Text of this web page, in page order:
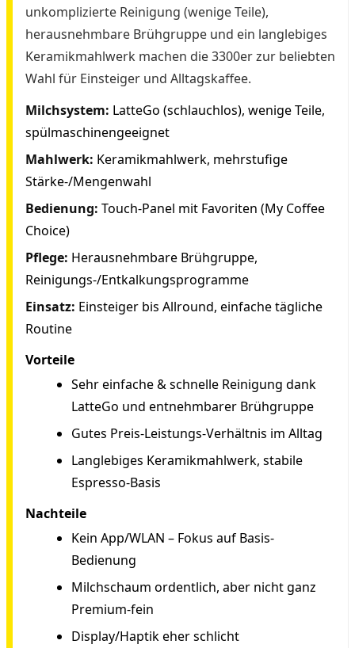
unkomplizierte Reinigung (wenige Teile),
herausnehmbare Brühgruppe und ein langlebiges
Keramikmahlwerk machen die 3300er zur beliebten
Wahl für Einsteiger und Alltagskaffee.
Milchsystem: LatteGo (schlauchlos), wenige Teile,
spülmaschinengeeignet
Mahlwerk: Keramikmahlwerk, mehrstufige
Stärke-/Mengenwahl
Bedienung: Touch-Panel mit Favoriten (My Coffee
Choice)
Pflege: Herausnehmbare Brühgruppe,
Reinigungs-/Entkalkungsprogramme
Einsatz: Einsteiger bis Allround, einfache tägliche
Routine
Vorteile
Sehr einfache & schnelle Reinigung dank
LatteGo und entnehmbarer Brühgruppe
Gutes Preis-Leistungs-Verhältnis im Alltag
Langlebiges Keramikmahlwerk, stabile
Espresso-Basis
Nachteile
Kein App/WLAN – Fokus auf Basis-
Bedienung
Milchschaum ordentlich, aber nicht ganz
Premium-fein
Display/Haptik eher schlicht